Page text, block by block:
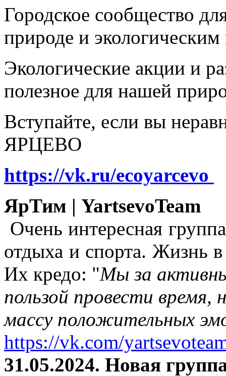
Городское сообщество
природе и
Экологические акции и
полезное для нашей
Вступайте, если вы
ЯРЦЕВО
https://vk.ru/ecoyarcevo
ЯрТим | YartsevoTeam
Очень интересная
отдыха и спорта. Жизнь
Их кредо: "Мы за
пользой провести время,
массу положительных
https://vk.com/
31.05.2024. Новая